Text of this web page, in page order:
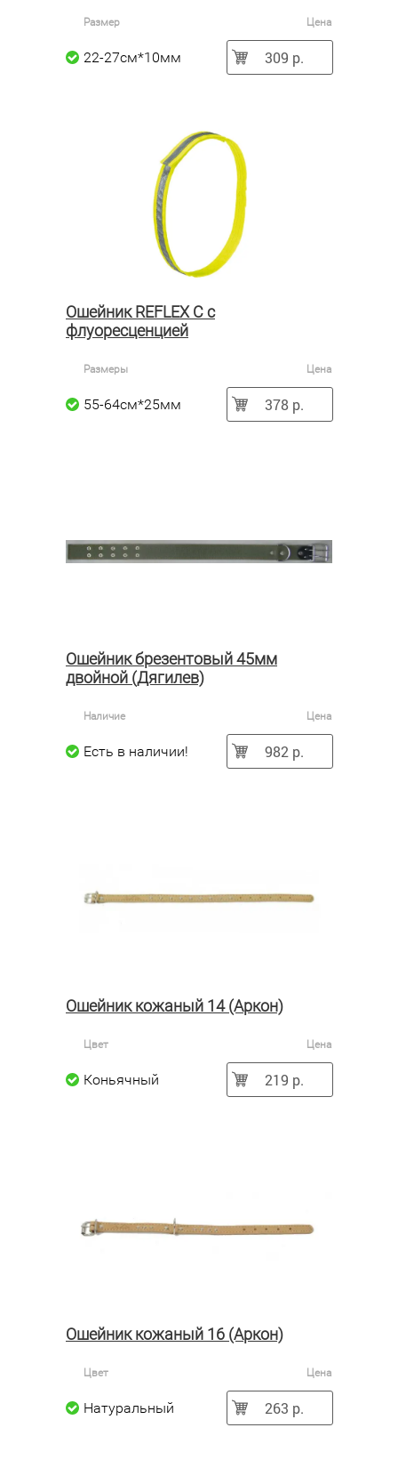
Размер Цена
22-27см*10мм 309 р.
Ошейник REFLEX C c
флуоресценцией
Размеры Цена
55-64см*25мм 378 р.
Ошейник брезентовый 45мм
двойной (Дягилев)
Наличие Цена
Есть в наличии! 982 р.
Ошейник кожаный 14 (Аркон)
Цвет Цена
Коньячный 219 р.
Ошейник кожаный 16 (Аркон)
Цвет Цена
Натуральный 263 р.